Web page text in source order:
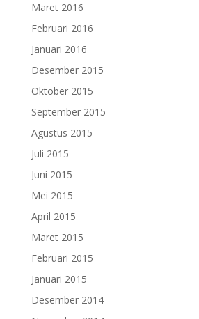
Maret 2016
Februari 2016
Januari 2016
Desember 2015
Oktober 2015
September 2015
Agustus 2015
Juli 2015
Juni 2015
Mei 2015
April 2015
Maret 2015
Februari 2015
Januari 2015
Desember 2014